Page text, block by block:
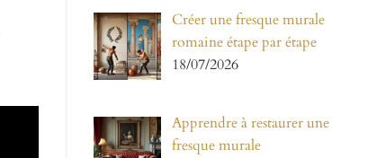
Créer une fresque murale
romaine étape par étape
18/07/2026
Apprendre à restaurer une
fresque murale